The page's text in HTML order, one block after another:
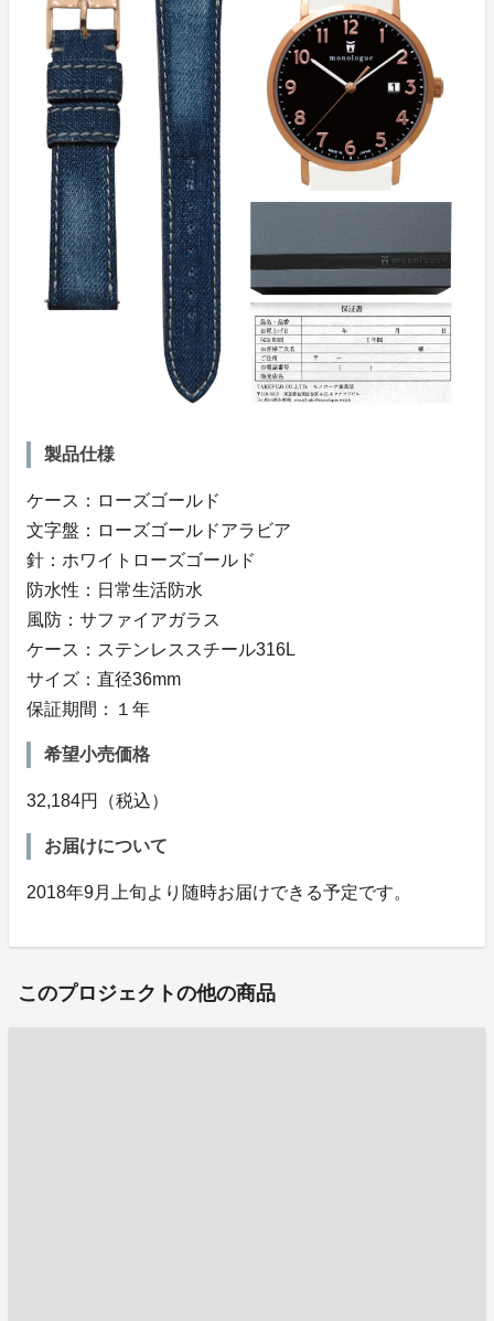
製品仕様
ケース：ローズゴールド
文字盤：ローズゴールドアラビア
針：ホワイトローズゴールド
防水性：日常生活防水
風防：サファイアガラス
ケース：ステンレススチール316L
サイズ：直径36mm
保証期間：１年
希望小売価格
32,184円（税込）
お届けについて
2018年9月上旬より随時お届けできる予定です。
このプロジェクトの他の商品